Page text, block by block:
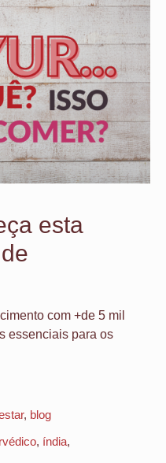
esta
com +de 5 mil
essenciais para os
, blog
, índia,